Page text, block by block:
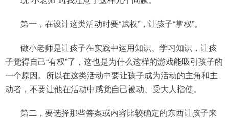
第一，在设计这类活动时要“赋权”，让孩子“掌权”。
做小老师是让孩子在实践中运用知识、学习知识，让孩
子觉得自己“有权”了，这也是为什么这样的游戏能吸引孩子的
一个原因。所以在这类活动中要让孩子成为活动的主角和主
动者，不要让他在活动中感觉自己被动、受大人指使。
第二，要选择那些答案或内容比较确定的东西让孩子来